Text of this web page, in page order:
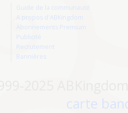
Guide de la communauté
A propos d'ABKingdom
Abonnements Premium
Publicité
Recrutement
Bannières
carte